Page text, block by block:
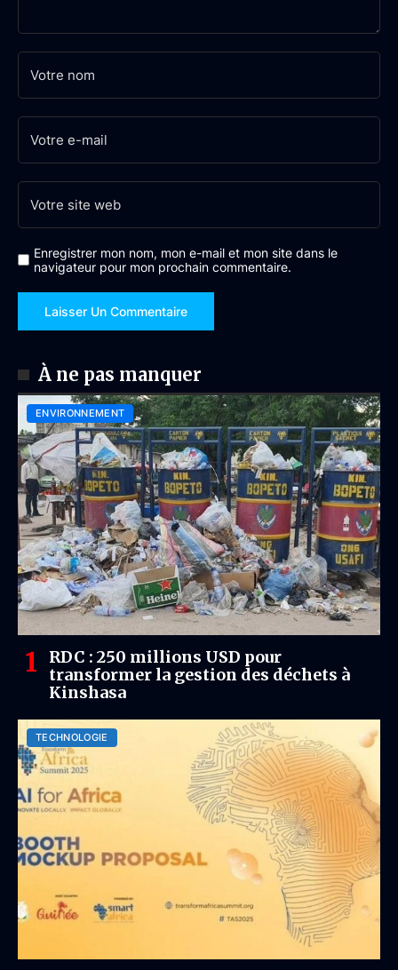
Enregistrer mon nom, mon e-mail et mon site dans le
navigateur pour mon prochain commentaire.
À ne pas manquer
ENVIRONNEMENT
RDC : 250 millions USD pour
transformer la gestion des déchets à
Kinshasa
TECHNOLOGIE